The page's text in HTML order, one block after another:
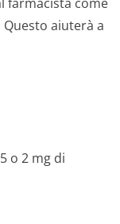
aiuterà a
o 2 mg di